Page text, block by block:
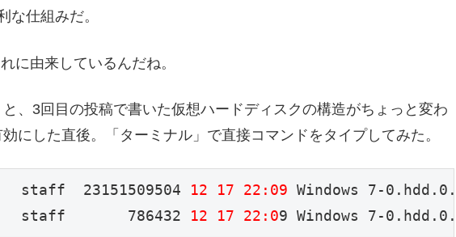
な仕組みだ。
に由来しているんだね。
、3回目の投稿で書いた仮想ハードディスクの構造がちょっと変わ
にした直後。「ターミナル」で直接コマンドをタイプしてみた。
23151509504 12 17 22:09 Windows 7-
786432 12 17 22:09 Windows 7-